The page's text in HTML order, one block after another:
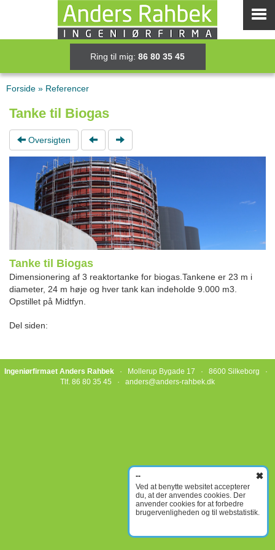
Ring til mig: 86 80 35 45
Forside » Referencer
Tanke til Biogas
Oversigten
Tanke til Biogas
Dimensionering af 3 reaktortanke for biogas.Tankene er 23 m i
diameter, 24 m høje og hver tank kan indeholde 9.000 m3.
Opstillet på Midtfyn.
Del siden:
Ingeniørfirmaet Anders Rahbek· Mollerup Bygade 17 · 8600 Silkeborg ·
Tlf. 86 80 35 45 · anders@anders-rahbek.dk
--
Ved at benytte websitet accepterer
du, at der anvendes cookies. Der
anvender cookies for at forbedre
brugervenligheden og til webstatistik.